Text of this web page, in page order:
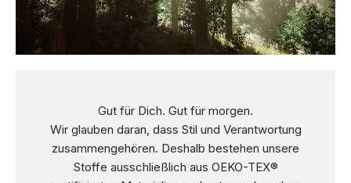
Gut für Dich. Gut für morgen.
Wir glauben daran, dass Stil und Verantwortung
zusammengehören. Deshalb bestehen unsere
Stoffe ausschließlich aus OEKO-TEX®